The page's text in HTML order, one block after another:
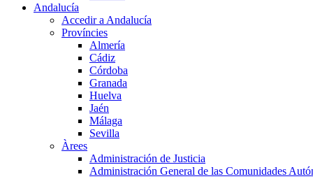
Andalucía
Accedir a Andalucía
Províncies
Almería
Cádiz
Córdoba
Granada
Huelva
Jaén
Málaga
Sevilla
Àrees
Administración de Justicia
Administración General de las Comunidades